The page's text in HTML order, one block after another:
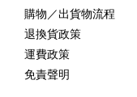
購物／出貨物流程
退換貨政策
運費政策
免責聲明